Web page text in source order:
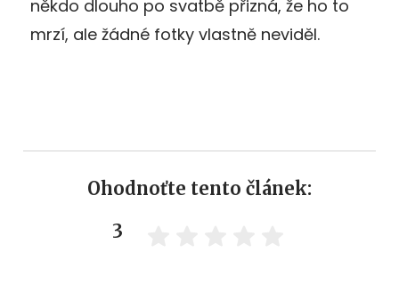
někdo dlouho po svatbě přizná, že ho to
mrzí, ale žádné fotky vlastně neviděl.
Ohodnoťte tento článek:
3